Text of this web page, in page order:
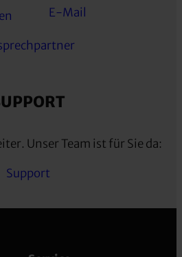
E-Mail
Unser Team ist für Sie da:
Support